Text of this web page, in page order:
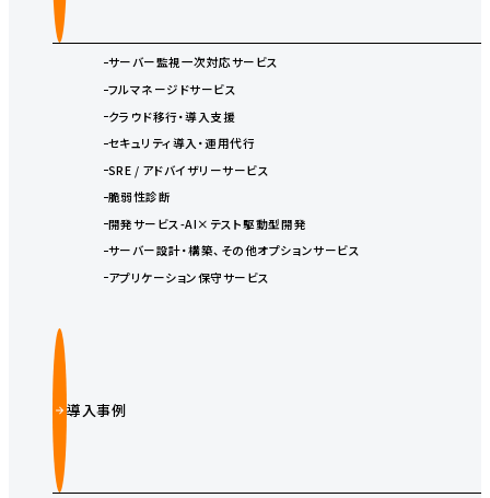
サーバー監視一次対応サービス
フルマネージドサービス
クラウド移行・導入支援
セキュリティ導入・運用代行
SRE / アドバイザリーサービス
脆弱性診断
開発サービス-AI×テスト駆動型開発
サーバー設計・構築、その他オプションサービス
アプリケーション保守サービス
導入事例